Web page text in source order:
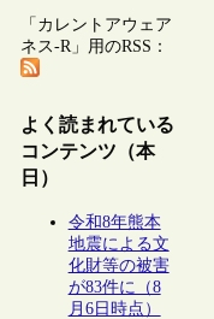
「カレントアウェア
ネス-R」用のRSS：
よく読まれている
コンテンツ（本
日）
令和8年熊本
地震による文
化財等の被害
が83件に（8
月6日時点）